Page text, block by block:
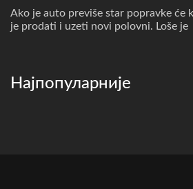
Ako je auto previše star popravke će
je prodati i uzeti novi polovni. Loše je
Најпопуларније